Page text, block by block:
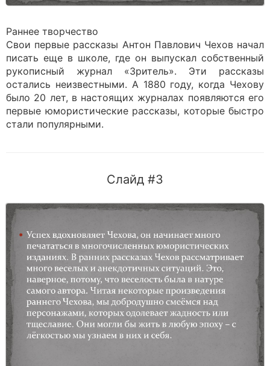
Раннее творчество
Свои первые рассказы Антон Павлович Чехов начал
писать еще в школе, где он выпускал собственный
рукописный журнал «Зритель». Эти рассказы
остались неизвестными. А 1880 году, когда Чехову
было 20 лет, в настоящих журналах появляются его
первые юмористические рассказы, которые быстро
стали популярными.
Слайд #3